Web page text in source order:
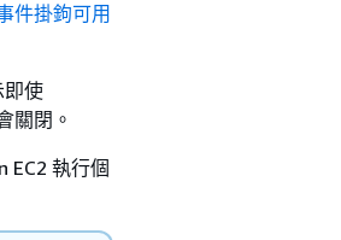
件掛鉤可用
即使
關閉。
EC2 執行個